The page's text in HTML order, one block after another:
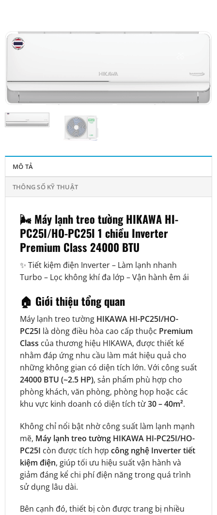
MÔ TẢ
THÔNG SỐ KỸ THUẬT
🌬️ Máy lạnh treo tường HIKAWA HI-
PC25I/HO-PC25I 1 chiều Inverter
Premium Class 24000 BTU
✨ Tiết kiệm điện Inverter – Làm lạnh nhanh
Turbo – Lọc không khí đa lớp – Vận hành êm ái
🏠 Giới thiệu tổng quan
Máy lạnh treo tường HIKAWA HI-PC25I/HO-
PC25I là dòng điều hòa cao cấp thuộc Premium
Class của thương hiệu HIKAWA, được thiết kế
nhằm đáp ứng nhu cầu làm mát hiệu quả cho
những không gian có diện tích lớn. Với công suất
24000 BTU (~2.5 HP), sản phẩm phù hợp cho
phòng khách, văn phòng, phòng họp hoặc các
khu vực kinh doanh có diện tích từ30 – 40m².
Không chỉ nổi bật nhờ công suất làm lạnh mạnh
mẽ, Máy lạnh treo tường HIKAWA HI-PC25I/HO-
PC25I còn được tích hợp công nghệ Inverter tiết
kiệm điện, giúp tối ưu hiệu suất vận hành và
giảm đáng kể chi phí điện năng trong quá trình
sử dụng lâu dài.
Bên cạnh đó, thiết bị còn được trang bị nhiều